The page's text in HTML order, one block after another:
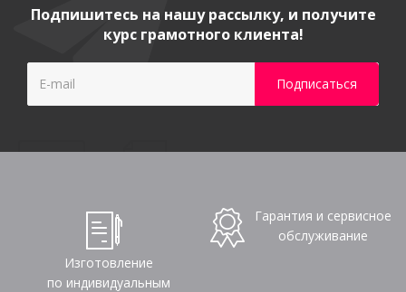
Подпишитесь на нашу рассылку, и получите
курс грамотного клиента!
Изготовление
по индивидуальным
Гарантия и сервисное
обслуживание